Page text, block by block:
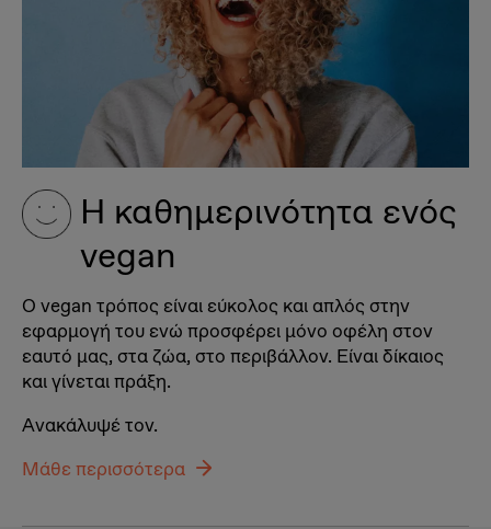
Η καθημερινότητα ενός
vegan
Ο vegan τρόπος είναι εύκολος και απλός στην
εφαρμογή του ενώ προσφέρει μόνο οφέλη στον
εαυτό μας, στα ζώα, στο περιβάλλον. Είναι δίκαιος
και γίνεται πράξη.
Ανακάλυψέ τον.
Μάθε περισσότερα